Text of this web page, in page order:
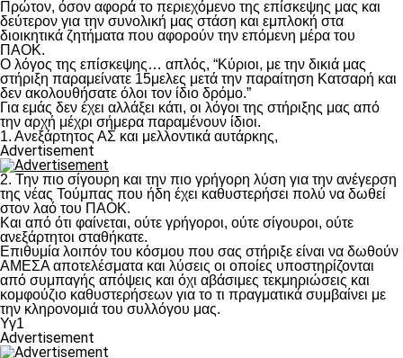
Πρώτον, όσον αφορά το περιεχόμενο της επίσκεψης μας και
δεύτερον για την συνολική μας στάση και εμπλοκή στα
διοικητικά ζητήματα που αφορούν την επόμενη μέρα του
ΠΑΟΚ.
Ο λόγος της επίσκεψης… απλός, “Κύριοι, με την δικιά μας
στήριξη παραμείνατε 15μελες μετά την παραίτηση Κατσαρή και
δεν ακολουθήσατε όλοι τον ίδιο δρόμο.”
Για εμάς δεν έχει αλλάξει κάτι, οι λόγοι της στήριξης μας από
την αρχή μέχρι σήμερα παραμένουν ίδιοι.
1. Ανεξάρτητος ΑΣ και μελλοντικά αυτάρκης,
Advertisement
2. Την πιο σίγουρη και την πιο γρήγορη λύση για την ανέγερση
της νέας Τούμπας που ήδη έχει καθυστερήσει πολύ να δωθεί
στον λαό του ΠΑΟΚ.
Και από ότι φαίνεται, ούτε γρήγοροι, ούτε σίγουροι, ούτε
ανεξάρτητοι σταθήκατε.
Επιθυμία λοιπόν του κόσμου που σας στήριξε είναι να δωθούν
ΑΜΕΣΑ αποτελέσματα και λύσεις οι οποίες υποστηρίζονται
από συμπαγής απόψεις και όχι αβάσιμες τεκμηριώσεις και
κομφούζιο καθυστερήσεων για το τι πραγματικά συμβαίνει με
την κληρονομιά του συλλόγου μας.
Υγ1
Advertisement